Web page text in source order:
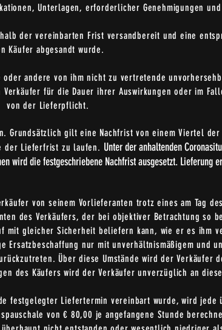
Unterlagen, erforderlicher Genehmigungen und
der vereinbarten Frist versandbereit und eine
Käufer abgesandt wurde.
andere von ihm nicht zu vertretende
für die Dauer ihrer Auswirkungen oder im
von der Lieferpflicht.
Grundsätzlich gilt eine Nachfrist von einem Viertel
der Lieferfrist zu laufen. Unter der anhaltenden
wird die festgeschriebene Nachfrist ausgesetzt. Lieferung
von seinem Vorlieferanten trotz eines am Tag
des Verkäufers, der bei objektiver Betrachtung so
mit gleicher Sicherheit beliefern kann, wie er es ihm
nur mit unverhältnismäßigem und
Über diese Umstände wird der Verkäufer
des Käufers wird der Verkäufer unverzüglich an
festgelegter Liefertermin vereinbart wurde, wird jede
von € 80,00 je angefangene Stunde